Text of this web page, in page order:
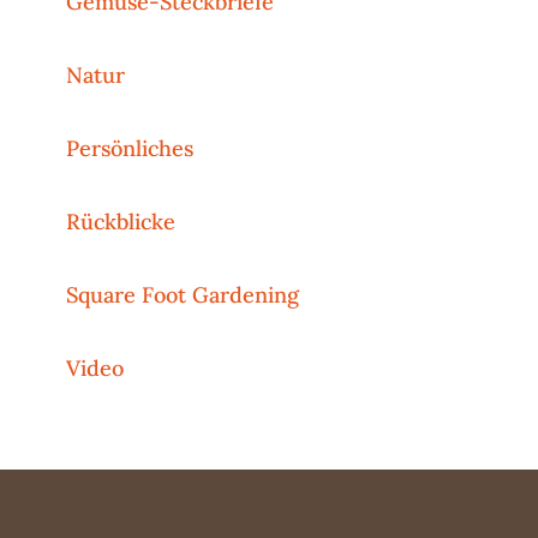
Natur
Persönliches
Rückblicke
Square Foot Gardening
Video